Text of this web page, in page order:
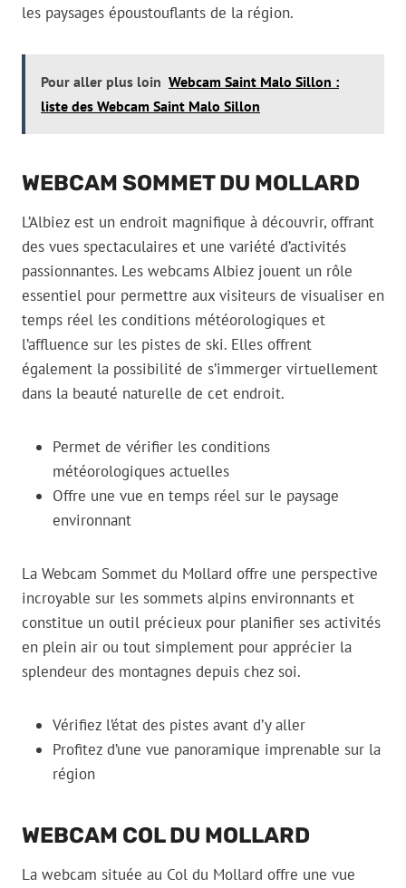
les paysages époustouflants de la région.
Pour aller plus loin Webcam Saint Malo Sillon :
liste des Webcam Saint Malo Sillon
WEBCAM SOMMET DU MOLLARD
L’Albiez est un endroit magnifique à découvrir, offrant
des vues spectaculaires et une variété d’activités
passionnantes. Les webcams Albiez jouent un rôle
essentiel pour permettre aux visiteurs de visualiser en
temps réel les conditions météorologiques et
l’affluence sur les pistes de ski. Elles offrent
également la possibilité de s’immerger virtuellement
dans la beauté naturelle de cet endroit.
Permet de vérifier les conditions
météorologiques actuelles
Offre une vue en temps réel sur le paysage
environnant
La Webcam Sommet du Mollard offre une perspective
incroyable sur les sommets alpins environnants et
constitue un outil précieux pour planifier ses activités
en plein air ou tout simplement pour apprécier la
splendeur des montagnes depuis chez soi.
Vérifiez l’état des pistes avant d’y aller
Profitez d’une vue panoramique imprenable sur la
région
WEBCAM COL DU MOLLARD
La webcam située au Col du Mollard offre une vue